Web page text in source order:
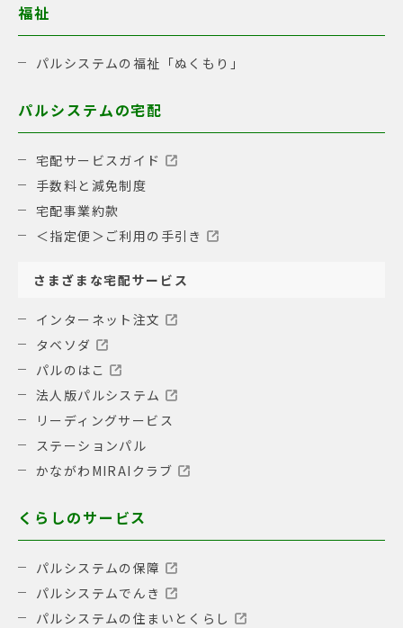
福祉
パルシステムの福祉「ぬくもり」
パルシステムの宅配
宅配サービスガイド
手数料と減免制度
宅配事業約款
＜指定便＞ご利用の手引き
さまざまな宅配サービス
インターネット注文
タベソダ
パルのはこ
法人版パルシステム
リーディングサービス
ステーションパル
かながわMIRAIクラブ
くらしのサービス
パルシステムの保障
パルシステムでんき
パルシステムの住まいとくらし